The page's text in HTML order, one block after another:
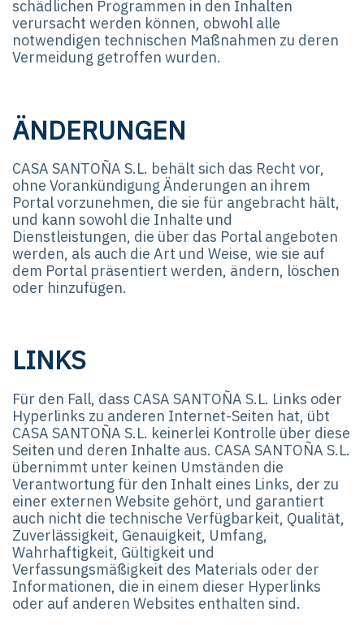
schädlichen Programmen in den Inhalten
verursacht werden können, obwohl alle
notwendigen technischen Maßnahmen zu deren
Vermeidung getroffen wurden.
ÄNDERUNGEN
CASA SANTOÑA S.L. behält sich das Recht vor,
ohne Vorankündigung Änderungen an ihrem
Portal vorzunehmen, die sie für angebracht hält,
und kann sowohl die Inhalte und
Dienstleistungen, die über das Portal angeboten
werden, als auch die Art und Weise, wie sie auf
dem Portal präsentiert werden, ändern, löschen
oder hinzufügen.
LINKS
Für den Fall, dass CASA SANTOÑA S.L. Links oder
Hyperlinks zu anderen Internet-Seiten hat, übt
CASA SANTOÑA S.L. keinerlei Kontrolle über diese
Seiten und deren Inhalte aus. CASA SANTOÑA S.L.
übernimmt unter keinen Umständen die
Verantwortung für den Inhalt eines Links, der zu
einer externen Website gehört, und garantiert
auch nicht die technische Verfügbarkeit, Qualität,
Zuverlässigkeit, Genauigkeit, Umfang,
Wahrhaftigkeit, Gültigkeit und
Verfassungsmäßigkeit des Materials oder der
Informationen, die in einem dieser Hyperlinks
oder auf anderen Websites enthalten sind.